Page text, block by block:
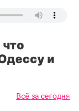
и
Всё за сегодня